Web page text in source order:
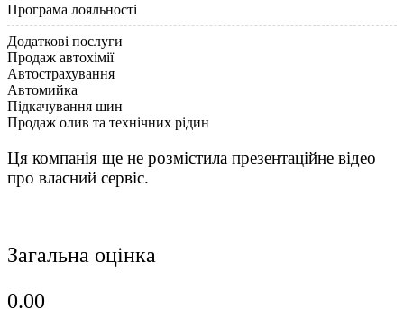
Програма лояльності
Додаткові послуги
Продаж автохімії
Автострахування
Автомийка
Підкачування шин
Продаж олив та технічних рідин
Ця компанія ще не розмістила презентаційне відео
про власний сервіс.
Загальна оцінка
0.00